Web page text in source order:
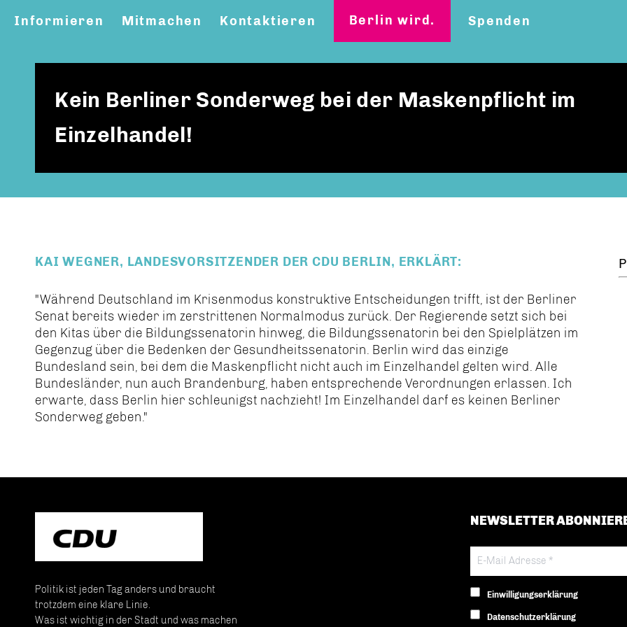
Informieren Mitmachen Kontaktieren Berlin wird. Spenden
Kein Berliner Sonderweg bei der Maskenpflicht im
Einzelhandel!
KAI WEGNER, LANDESVORSITZENDER DER CDU BERLIN, ERKLÄRT:
"Während Deutschland im Krisenmodus konstruktive Entscheidungen trifft, ist der Berliner
Senat bereits wieder im zerstrittenen Normalmodus zurück. Der Regierende setzt sich bei
den Kitas über die Bildungssenatorin hinweg, die Bildungssenatorin bei den Spielplätzen im
Gegenzug über die Bedenken der Gesundheitssenatorin. Berlin wird das einzige
Bundesland sein, bei dem die Maskenpflicht nicht auch im Einzelhandel gelten wird. Alle
Bundesländer, nun auch Brandenburg, haben entsprechende Verordnungen erlassen. Ich
erwarte, dass Berlin hier schleunigst nachzieht! Im Einzelhandel darf es keinen Berliner
Sonderweg geben."
Politik ist jeden Tag anders und braucht
trotzdem eine klare Linie.
Was ist wichtig in der Stadt und was machen
NEWSLETTER
Einwilligungserklärung
Datenschutzerklärung